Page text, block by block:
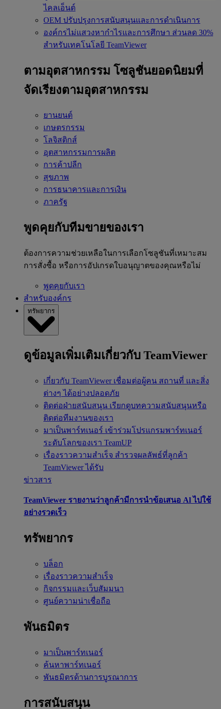
ไคลเอ็นต์
OEM ปรับปรุงการสนับสนุนและการดำเนินการ
องค์กรไม่แสวงหากำไรและการศึกษา ส่วนลด 30%
สำหรับเทคโนโลยี TeamViewer
ตามอุตสาหกรรม โซลูชันยอดนิยมที่
จัดเรียงตามอุตสาหกรรม
ยานยนต์
เกษตรกรรม
โลจิสติกส์
อุตสาหกรรมการผลิต
การค้าปลีก
สุขภาพ
การธนาคารและการเงิน
ภาครัฐ
พูดคุยกับทีมขายของเรา
ต้องการความช่วยเหลือในการเลือกโซลูชันที่เหมาะสม
การสั่งซื้อ หรือการอัปเกรดใบอนุญาตของคุณหรือไม่
พูดคุยกับเรา
สำหรับองค์กร
ทรัพยากร
ดูข้อมูลเพิ่มเติมเกี่ยวกับ TeamViewer
เกี่ยวกับ TeamViewer เชื่อมต่อผู้คน สถานที่ และสิ่ง
ต่างๆ ได้อย่างปลอดภัย
ติดต่อฝ่ายสนับสนุน เรียกดูบทความสนับสนุนหรือ
ติดต่อทีมงานของเรา
มาเป็นพาร์ทเนอร์ เข้าร่วมโปรแกรมพาร์ทเนอร์
ระดับโลกของเรา TeamUP
เรื่องราวความสำเร็จ สำรวจผลลัพธ์ที่ลูกค้า
TeamViewer ได้รับ
ข่าวสาร
TeamViewer รายงานว่าลูกค้ามีการนำข้อเสนอ Al ไปใช้
อย่างรวดเร็ว
ทรัพยากร
บล็อก
เรื่องราวความสำเร็จ
กิจกรรมและเว็บสัมมนา
ศูนย์ความน่าเชื่อถือ
พันธมิตร
มาเป็นพาร์ทเนอร์
ค้นหาพาร์ทเนอร์
พันธมิตรด้านการบูรณาการ
การสนับสนุน